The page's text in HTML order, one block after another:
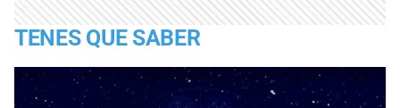
TENES QUE SABER